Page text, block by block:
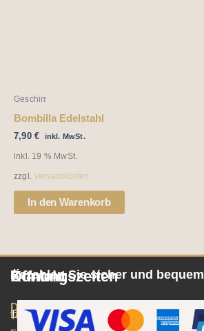
Geschirr
Bombilla Edelstahl
7,90 € inkl. MwSt.
inkl. 19 % MwSt.
zzgl.Versandkosten
In den Warenkorb
Tee
Öffnungszeiten
Dienstag/Donnerstag/Freitag
10:00
Kontakt
Umsatzsteuer-
Bezahlen Sie sicher und bequem